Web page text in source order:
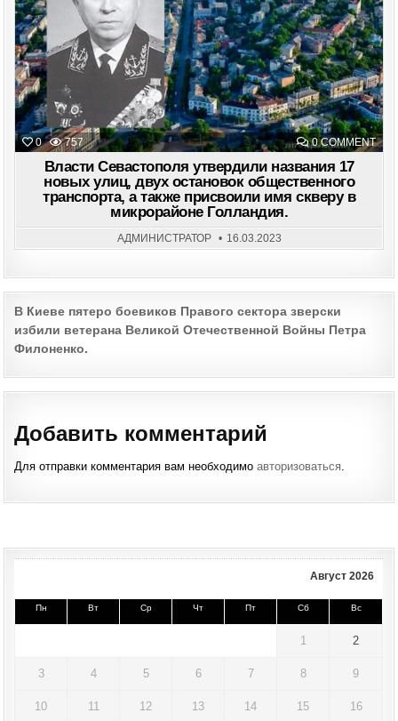
0 757 0 COMMENTON
Власти Севастополя утвердили названия 17
новых улиц, двух остановок общественного
транспорта, а также присвоили имя скверу в
микрорайоне Голландия.
АДМИНИСТРАТОР 16.03.2023
Post
navigation
В Киеве пятеро боевиков Правого сектора зверски
избили ветерана Великой Отечественной Войны Петра
Филоненко.
Добавить комментарий
Для отправки комментария вам необходимоавторизоваться
Август 2026
Пн Вт Ср Чт Пт Сб Вс
1 2
3 4 5 6 7 8 9
10 11 12 13 14 15 16